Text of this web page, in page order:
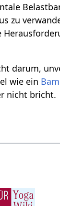
zu
darum,
wie ein
nicht bricht.